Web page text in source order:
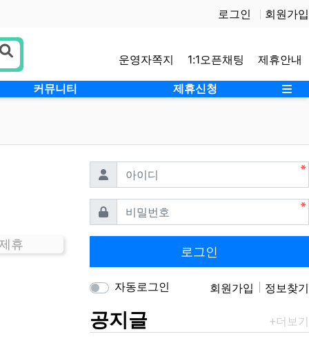
로그인 회원가입
운영자쪽지 1:1오픈채팅 제휴안내
커뮤니티 제휴신청 사
휴
아이디 필수
비밀번호필수
로그인
자동로그인 회원가입 정보찾기
공지글